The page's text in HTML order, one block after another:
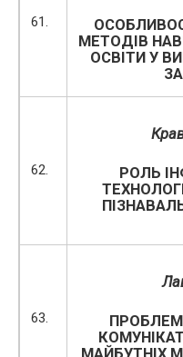
61.
МЕТОДІВ
ОСВІТИ У
62.
РОЛЬ
63.